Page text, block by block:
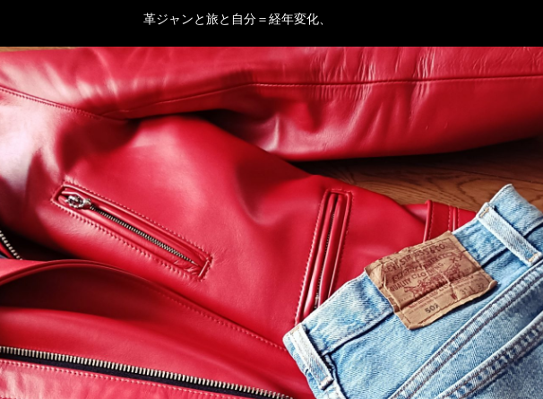
革ジャンと旅と自分＝経年変化、